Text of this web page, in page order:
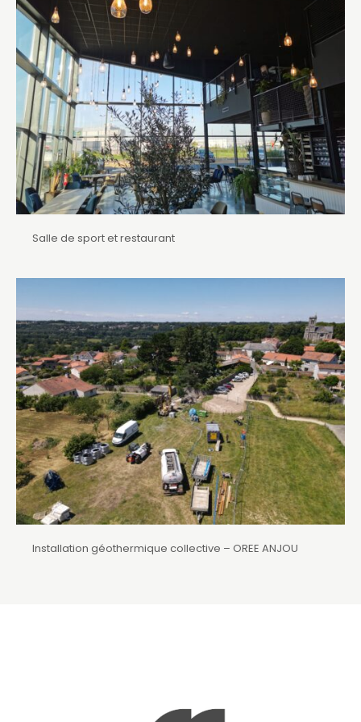
Salle de sport et restaurant
Installation géothermique collective – OREE ANJOU